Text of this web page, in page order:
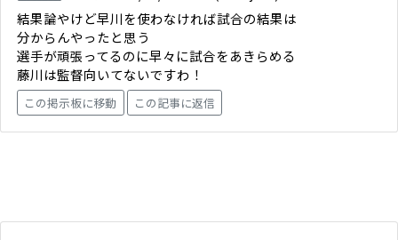
結果論やけど早川を使わなければ試合の結果は
分からんやったと思う
選手が頑張ってるのに早々に試合をあきらめる
藤川は監督向いてないですわ！
この掲示板に移動 この記事に返信